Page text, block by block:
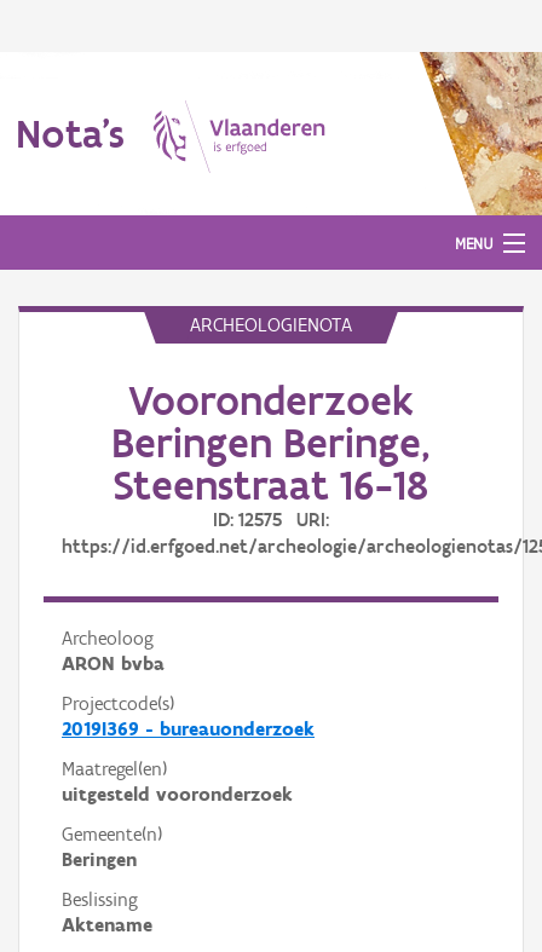
Nota's
MENU
ARCHEOLOGIENOTA
Vooronderzoek
Beringen Beringe,
Steenstraat 16-18
ID: 12575 URI:
https://id.erfgoed.net/archeologie/archeologienotas/
Archeoloog
ARON bvba
Projectcode(s)
2019I369 - bureauonderzoek
Maatregel(en)
uitgesteld vooronderzoek
Gemeente(n)
Beringen
Beslissing
Aktename